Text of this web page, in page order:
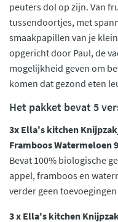
peuters dol op zijn. Van
tussendoortjes, met
smaakpapillen van je
opgericht door Paul, de
mogelijkheid geven om
komen dat gezond eten
Het pakket bevat 5
3x Ella's kitchen
Framboos Watermeloen
Bevat 100% biologische
appel, framboos en
verder geen toevoegingen
3 x Ella's kitchen